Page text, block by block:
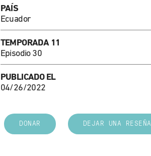
PAÍS
Ecuador
TEMPORADA 11
Episodio 30
PUBLICADO EL
04/26/2022
DONAR DEJAR UNA RESEÑA